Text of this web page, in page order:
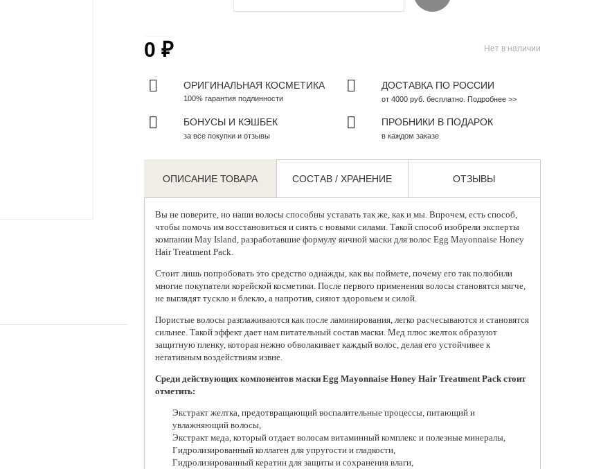
Нет в наличии
0 ₽
ОРИГИНАЛЬНАЯ КОСМЕТИКА
100% гарантия подлинности
ДОСТАВКА ПО РОССИИ
от 4000 руб. бесплатно. Подробнее >>
БОНУСЫ И КЭШБЕК
за все покупки и отзывы
ПРОБНИКИ В ПОДАРОК
в каждом заказе
ОПИСАНИЕ ТОВАРА СОСТАВ / ХРАНЕНИЕ ОТЗЫВЫ
Вы не поверите, но наши волосы способны уставать так же, как и мы. Впрочем, есть способ,
чтобы помочь им восстановиться и сиять с новыми силами. Такой способ изобрели эксперты
компании May Island, разработавшие формулу яичной маски для волосEgg Mayonnaise Honey
Hair Treatment Pack.
Стоит лишь попробовать это средство однажды, как вы поймете, почему его так полюбили
многие покупатели корейской косметики. После первого применения волосы становятся мягче,
не выглядят тускло и блекло, а напротив, сияют здоровьем и силой.
Пористые волосы разглаживаются как после ламинирования, легко расчесываются и становятся
сильнее. Такой эффект дает нам питательный состав маски. Мед плюс желток образуют
защитную пленку, которая нежно обволакивает каждый волос, делая его устойчивее к
негативным воздействиям извне.
Среди действующих компонентов маски Egg Mayonnaise Honey Hair Treatment Pack стоит
отметить:
Экстракт желтка, предотвращающий воспалительные процессы, питающий и
увлажняющий волосы,
Экстракт меда, который отдает волосам витаминный комплекс и полезные минералы,
Гидролизированный коллаген для упругости и гладкости,
Гидролизированный кератин для защиты и сохранения влаги,